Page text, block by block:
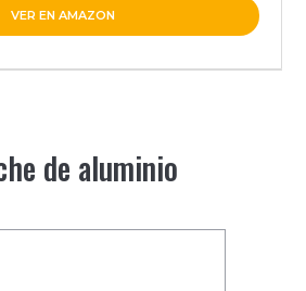
VER EN AMAZON
de aluminio